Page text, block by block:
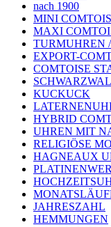
nach 1900
MINI
MAXI
TURMUHREN
EXPORT-
COMTOISE
KUCKUCK
HYBRID
UHREN MIT
RELIGIÖSE
HAGNEAUX
JAHRESZAHL
HEMMUNGEN